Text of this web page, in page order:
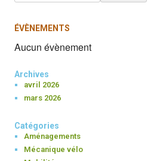
ÉVÈNEMENTS
Aucun évènement
Archives
avril 2026
mars 2026
Catégories
Aménagements
Mécanique vélo